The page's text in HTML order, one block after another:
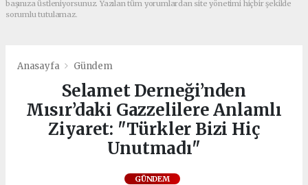
başınıza üstleniyorsunuz. Yazılan tüm yorumlardan site yönetimi hiçbir şekilde
sorumlu tutulamaz.
Anasayfa Gündem
Selamet Derneği’nden
Mısır’daki Gazzelilere Anlamlı
Ziyaret: "Türkler Bizi Hiç
Unutmadı"
GÜNDEM